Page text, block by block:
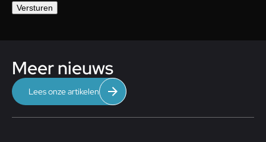
Versturen
Meer nieuws
Lees onze artikelen